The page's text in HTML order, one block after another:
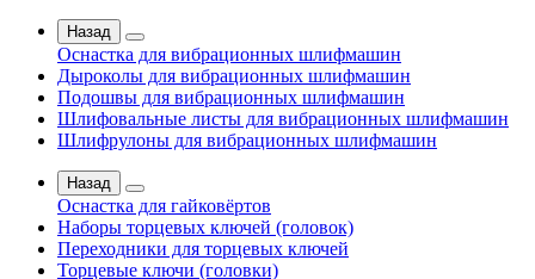
Назад
Оснастка для вибрационных шлифмашин
Дыроколы для вибрационных шлифмашин
Подошвы для вибрационных шлифмашин
Шлифовальные листы для вибрационных шлифмашин
Шлифрулоны для вибрационных шлифмашин
Назад
Оснастка для гайковёртов
Наборы торцевых ключей (головок)
Переходники для торцевых ключей
Торцевые ключи (головки)